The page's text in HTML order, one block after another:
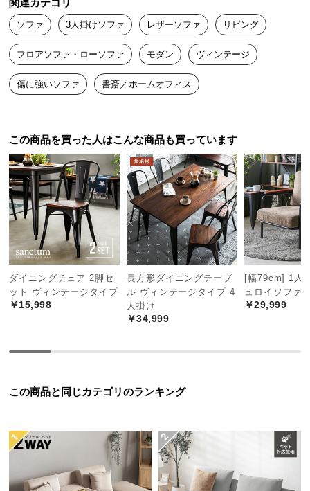
中
型
商
品
配
つ
て
小
型
商
品
の
配
送
に
て
開
置
ビ
関連カテゴリ
ソファ 3人掛けソファ レザーソファ リビング
フロアソファ・ローソファ モダン ヴィンテージ
傷に強いソファ 書斎／ホームオフィス
この商品を買った人はこんな商品も買っています
ダイニングチェア 2脚セ
ット ヴィンテージタイプ
￥15,998
長方形ダイニングテーブ
ル ヴィンテージタイプ 4
人掛け
￥34,999
[幅79cm] 1人
ュロイソファ
￥29,999
この商品と同じカテゴリのランキング